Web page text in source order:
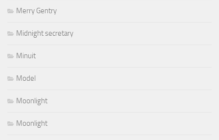
Merry Gentry
Midnight secretary
Minuit
Model
Moonlight
Moonlight